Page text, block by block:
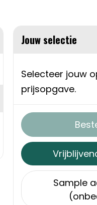
Jouw selectie
Selecteer jouw
prijsopgave.
Sample